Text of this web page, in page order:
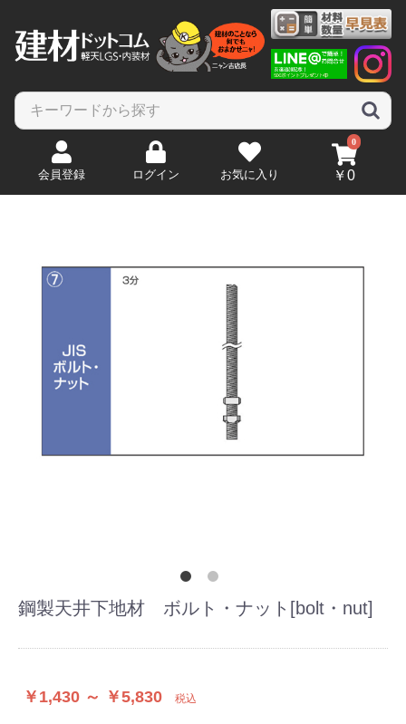
会員登録 ログイン お気に入り
0
￥0
鋼製天井下地材 ボルト・ナット[bolt・nut]
￥1,430 ～ ￥5,830 税込